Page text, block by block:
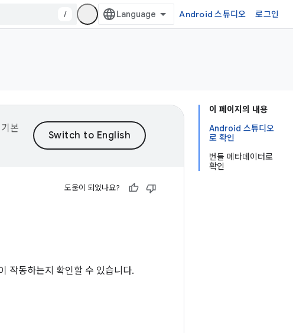
/ Android 스튜디오 로그인
이 페이지의 내용
Android 스튜디오
로 확인
번들 메타데이터로
확인
본
도움이 되었나요?
작동하는지 확인할 수 있습니다.